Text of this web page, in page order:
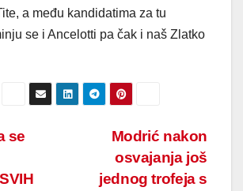
a među kandidatima za tu
se i Ancelotti pa čak i naš Zlatko
Modrić nakon
osvajanja još
jednog trofeja s
se